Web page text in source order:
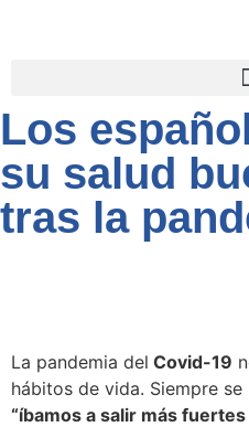
Los
su salud
tras la
La pandemia del Covid-19
hábitos de vida. Siempre
“íbamos a salir más